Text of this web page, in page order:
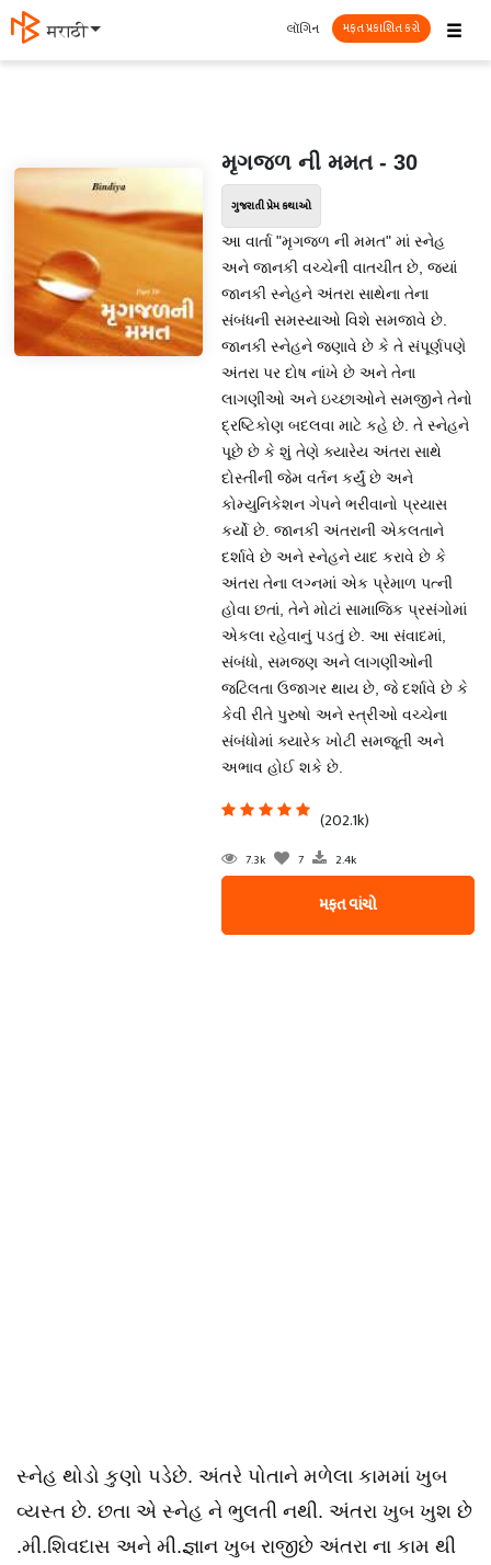
मराठी ☰
લૉગિન મફત પ્રકાશિત કરો
મૃગજળ ની મમત - 30
ગુજરાતી પ્રેમ કથાઓ
આ વાર્તા "મૃગજળ ની મમત" માં સ્નેહ
અને જાનકી વચ્ચેની વાતચીત છે, જ્યાં
જાનકી સ્નેહને અંતરા સાથેના તેના
સંબંધની સમસ્યાઓ વિશે સમજાવે છે.
જાનકી સ્નેહને જણાવે છે કે તે સંપૂર્ણપણે
અંતરા પર દોષ નાંખે છે અને તેના
લાગણીઓ અને ઇચ્છાઓને સમજીને તેનો
દ્રષ્ટિકોણ બદલવા માટે કહે છે. તે સ્નેહને
પૂછે છે કે શું તેણે ક્યારેય અંતરા સાથે
દોસ્તીની જેમ વર્તન કર્યું છે અને
કોમ્યુનિકેશન ગેપને ભરીવાનો પ્રયાસ
કર્યો છે. જાનકી અંતરાની એકલતાને
દર્શાવે છે અને સ્નેહને યાદ કરાવે છે કે
અંતરા તેના લગ્નમાં એક પ્રેમાળ પત્ની
હોવા છતાં, તેને મોટાં સામાજિક પ્રસંગોમાં
એકલા રહેવાનું પડતું છે. આ સંવાદમાં,
સંબંધો, સમજણ અને લાગણીઓની
જટિલતા ઉજાગર થાય છે, જે દર્શાવે છે કે
કેવી રીતે પુરુષો અને સ્ત્રીઓ વચ્ચેના
સંબંધોમાં ક્યારેક ખોટી સમજૂતી અને
અભાવ હોઈ શકે છે.
(202.1k)
7.3k 7 2.4k
મફત વાંચો
સ્નેહ થોડો કુણો પડેછે. અંતરે પોતાને મળેલા કામમાં ખુબ
વ્યસ્ત છે. છતા એ સ્નેહ ને ભુલતી નથી. અંતરા ખુબ ખુશ છે
.મી.શિવદાસ અને મી.જ્ઞાન ખુબ રાજીછે અંતરા ના કામ થી